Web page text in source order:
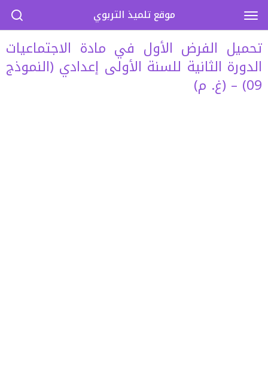
تحميل الفرض الأول في مادة الاجتماعيات
الدورة الثانية للسنة الأولى إعدادي (النموذج
09) – (غ. م)
موقع تلميذ التربوي